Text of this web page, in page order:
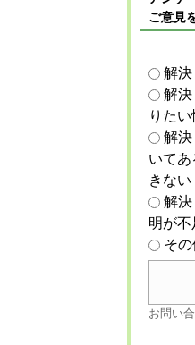
ご意見
解
解
りた
解
いて
きない
解
明が
そ
お問い